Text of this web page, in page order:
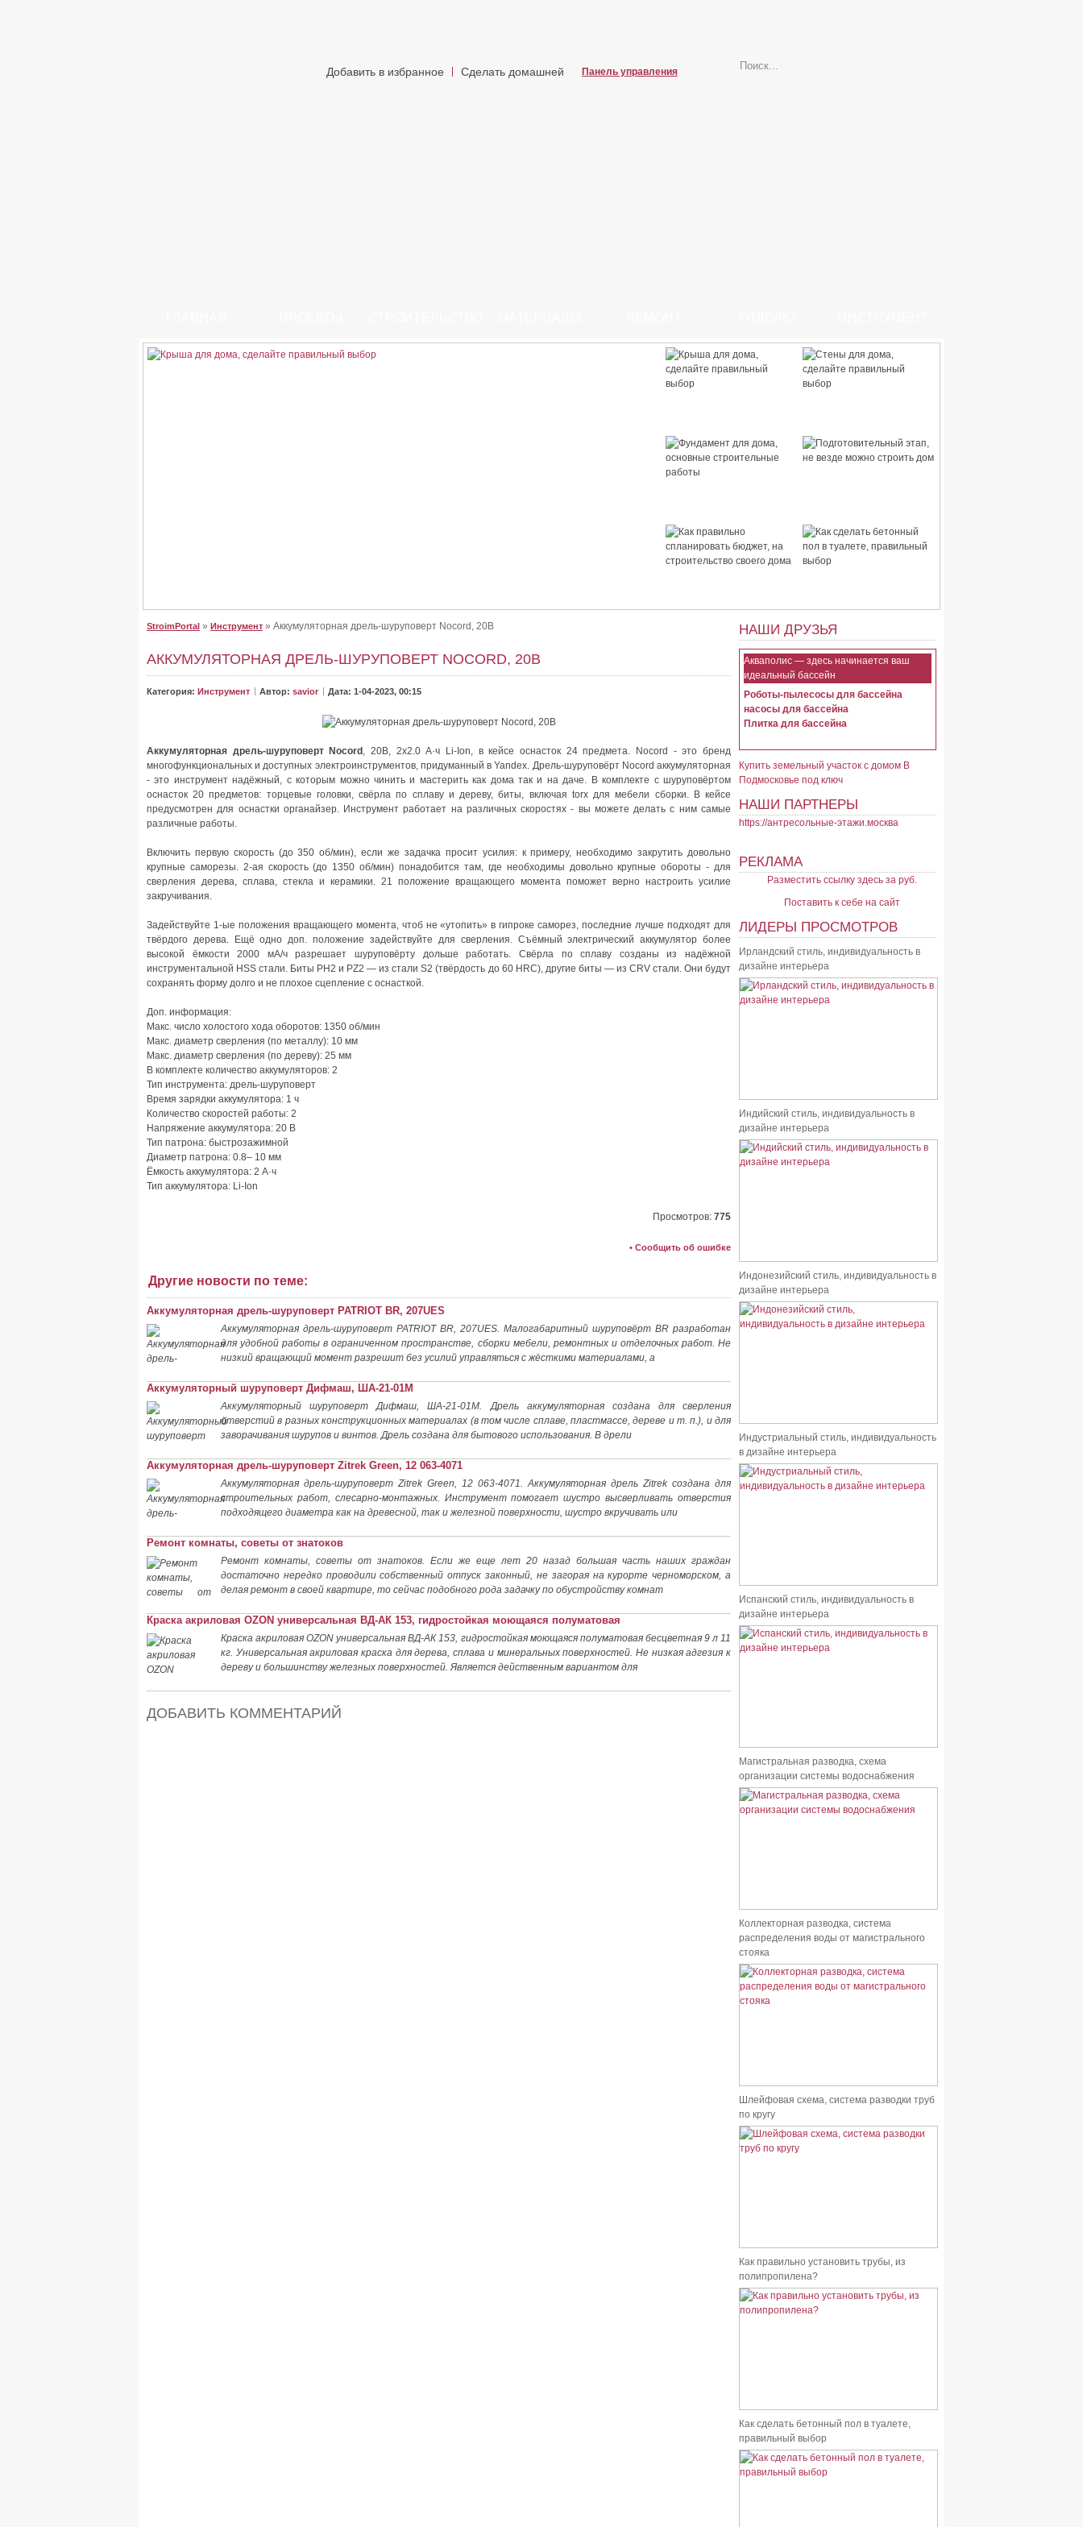
Добавить в избранное Сделать домашней Панель управления
строительство своего
выбор
StroimPortal » Инструмент » Аккумуляторная дрель-шуруповерт Nocord, 20В
АККУМУЛЯТОРНАЯ ДРЕЛЬ-ШУРУПОВЕРТ NOCORD, 20В
Категория: Инструмент Автор: savior Дата: 1-04-2023, 00:15
Аккумуляторная дрель-шуруповерт Nocord , 20В, 2х2.0 А·ч Li-Ion, в кейсе оснасток 24 предмета. Nocord - это бренд
многофункциональных и доступных электроинструментов, придуманный в Yandex. Дрель-шуруповёрт Nocord аккумуляторная
- это инструмент надёжный, с которым можно чинить и мастерить как дома так и на даче. В комплекте с шуруповёртом
оснасток 20 предметов: торцевые головки, свёрла по сплаву и дереву, биты, включая torx для мебели сборки. В кейсе
предусмотрен для оснастки органайзер. Инструмент работает на различных скоростях - вы можете делать с ним самые
различные работы.
Включить первую скорость (до 350 об/мин), если же задачка просит усилия: к примеру, необходимо закрутить довольно
крупные саморезы. 2-ая скорость (до 1350 об/мин) понадобится там, где необходимы довольно крупные обороты - для
сверления дерева, сплава, стекла и керамики. 21 положение вращающего момента поможет верно настроить усилие
закручивания.
Задействуйте 1-ые положения вращающего момента, чтоб не «утопить» в гипроке саморез, последние лучше подходят для
твёрдого дерева. Ещё одно доп. положение задействуйте для сверления. Съёмный электрический аккумулятор более
высокой ёмкости 2000 мА/ч разрешает шуруповёрту дольше работать. Свёрла по сплаву созданы из надёжной
инструментальной HSS стали. Биты PH2 и PZ2 — из стали S2 (твёрдость до 60 HRC), другие биты — из CRV стали. Они будут
сохранять форму долго и не плохое сцепление с оснасткой.
Доп. информация:
Макс. число холостого хода оборотов: 1350 об/мин
Макс. диаметр сверления (по металлу): 10 мм
Макс. диаметр сверления (по дереву): 25 мм
В комплекте количество аккумуляторов: 2
Тип инструмента: дрель-шуруповерт
Время зарядки аккумулятора: 1 ч
Количество скоростей работы: 2
Напряжение аккумулятора: 20 В
Тип патрона: быстрозажимной
Диаметр патрона: 0.8– 10 мм
Ёмкость аккумулятора: 2 А·ч
Тип аккумулятора: Li-Ion
Просмотров: 775
• Сообщить об ошибке
Другие новости по теме:
Аккумуляторная дрель-шуруповерт PATRIOT BR, 207UES
Аккумуляторная дрель-шуруповерт PATRIOT BR, 207UES. Малогабаритный шуруповёрт BR разработан
для удобной работы в ограниченном пространстве, сборки мебели, ремонтных и отделочных работ. Не
низкий вращающий момент разрешит без усилий управляться с жёсткими материалами, а
Аккумуляторный шуруповерт Дифмаш, ША-21-01М
Аккумуляторный шуруповерт Дифмаш, ША-21-01М. Дрель аккумуляторная создана для сверления
отверстий в разных конструкционных материалах (в том числе сплаве, пластмассе, дереве и т. п.), и для
заворачивания шурупов и винтов. Дрель создана для бытового использования. В дрели
Аккумуляторная дрель-шуруповерт Zitrek Green, 12 063-4071
Аккумуляторная дрель-шуруповерт Zitrek Green, 12 063-4071. Аккумуляторная дрель Zitrek создана для
строительных работ, слесарно-монтажных. Инструмент помогает шустро высверливать отверстия
подходящего диаметра как на древесной, так и железной поверхности, шустро вкручивать или
Ремонт комнаты, советы от знатоков
Ремонт комнаты, советы от знатоков. Если же еще лет 20 назад большая часть наших граждан
достаточно нередко проводили собственный отпуск законный, не загорая на курорте черноморском, а
делая ремонт в своей квартире, то сейчас подобного рода задачку по обустройству комнат
Краска акриловая OZON универсальная ВД-АК 153, гидростойкая моющаяся полуматовая
Краска акриловая OZON универсальная ВД-АК 153, гидростойкая моющаяся полуматовая бесцветная 9 л 11
кг. Универсальная акриловая краска для дерева, сплава и минеральных поверхностей. Не низкая адгезия к
дереву и большинству железных поверхностей. Является действенным вариантом для
ДОБАВИТЬ КОММЕНТАРИЙ
НАШИ ДРУЗЬЯ
Акваполис — здесь начинается ваш
идеальный бассейн
Роботы-пылесосы для бассейна
насосы для бассейна
Плитка для бассейна
Купить земельный участок с домом В
Подмосковье под ключ
НАШИ ПАРТНЕРЫ
https://антресольные-этажи.москва
РЕКЛАМА
Разместить ссылку здесь за руб.
Поставить к себе на сайт
ЛИДЕРЫ ПРОСМОТРОВ
Ирландский стиль, индивидуальность в
дизайне интерьера
Индийский стиль, индивидуальность в
дизайне интерьера
Индонезийский стиль, индивидуальность в
дизайне интерьера
Индустриальный стиль, индивидуальность
в дизайне интерьера
Испанский стиль, индивидуальность в
дизайне интерьера
Магистральная разводка, схема
организации системы водоснабжения
Коллекторная разводка, система
распределения воды от магистрального
стояка
Шлейфовая схема, система разводки труб
по кругу
Как правильно установить трубы, из
полипропилена?
Как сделать бетонный пол в туалете,
правильный выбор